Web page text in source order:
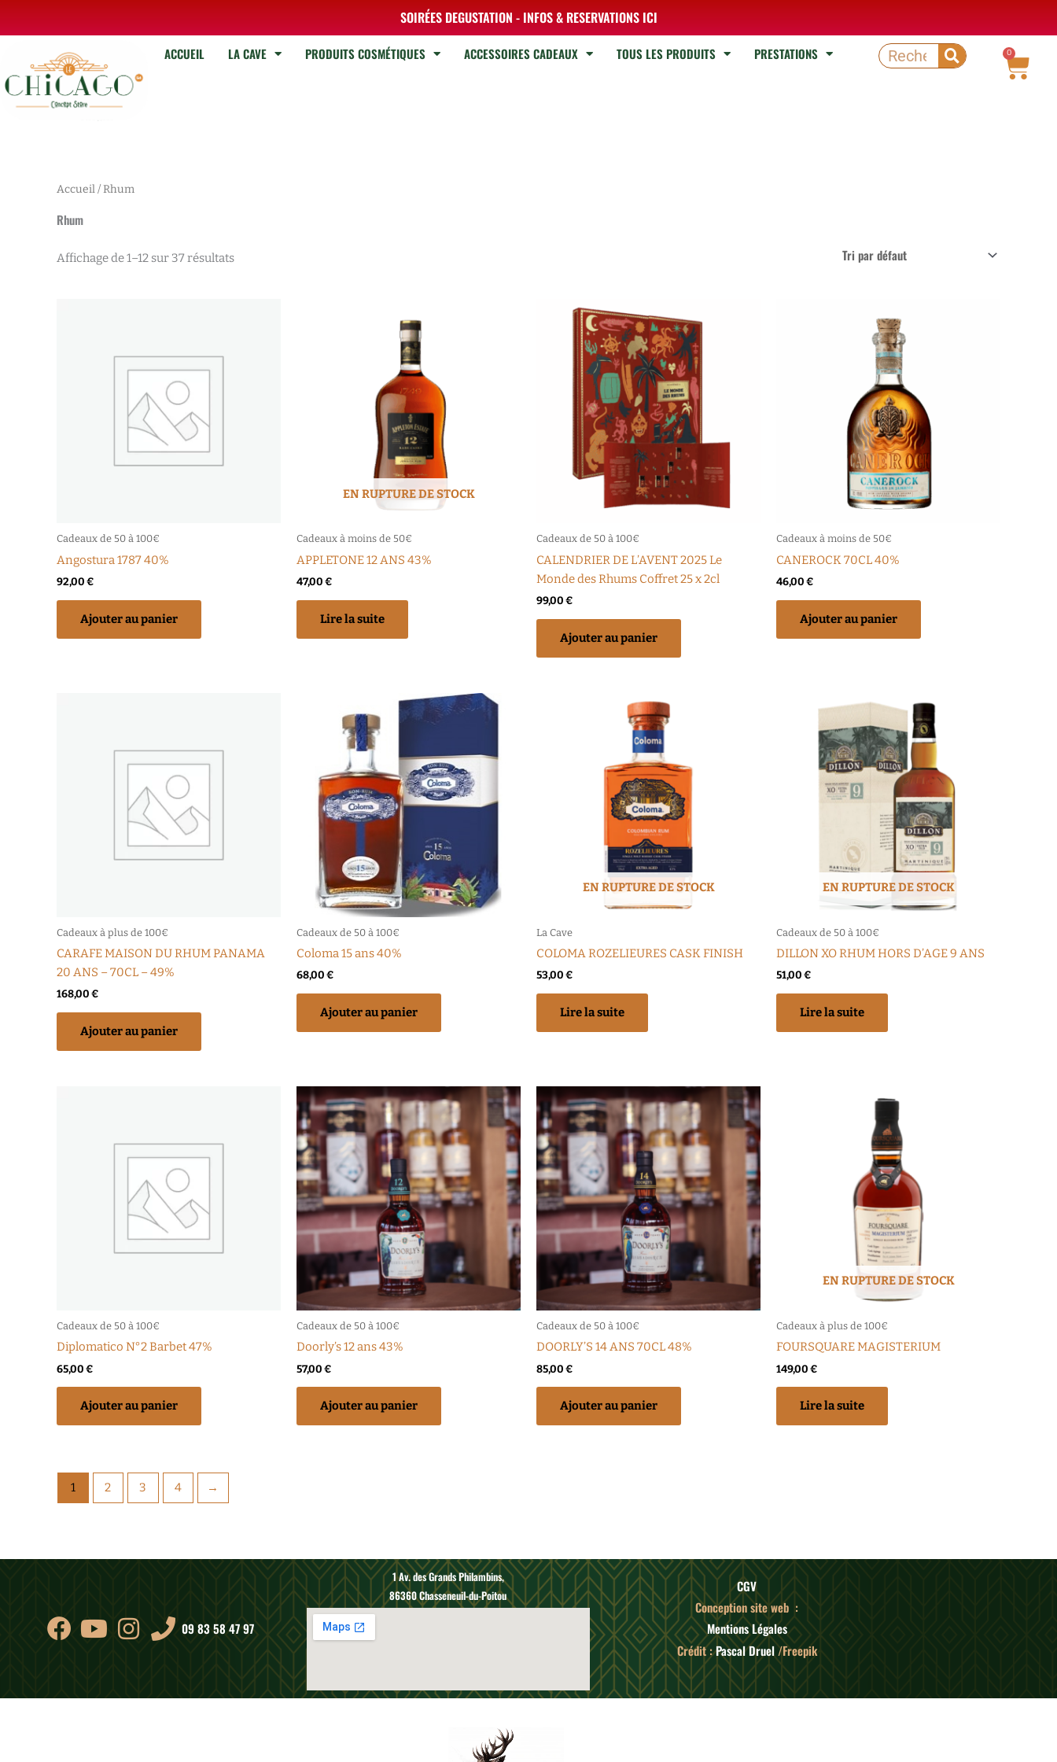
SOIRÉES DEGUSTATION - INFOS & RESERVATIONS ICI
ACCUEIL LA CAVE PRODUITS COSMÉTIQUES ACCESSOIRES CADEAUX TOUS LES PRODUITS PRESTATIONS Rechercher 0
Accueil/ Rhum
Rhum
Affichage de 1–12 sur 37 résultats
Cadeaux de 50 à 100€
Angostura 1787 40%
92,00€
Ajouter au panier
EN RUPTURE DE STOCK
Cadeaux à moins de 50€
APPLETONE 12 ANS 43%
47,00€
Lire la suite
Cadeaux de 50 à 100€
CALENDRIER DE L’AVENT 2025 Le
Monde des Rhums Coffret 25 x 2cl
99,00€
Ajouter au panier
Cadeaux à moins de 50€
CANEROCK 70CL 40%
46,00€
Ajouter au panier
Cadeaux à plus de 100€
CARAFE MAISON DU RHUM PANAMA
20 ANS – 70CL – 49%
168,00€
Ajouter au panier
Cadeaux de 50 à 100€
Coloma 15 ans 40%
68,00€
Ajouter au panier
EN RUPTURE DE STOCK
La Cave
COLOMA ROZELIEURES CASK FINISH
53,00€
Lire la suite
EN RUPTURE DE STOCK
Cadeaux de 50 à 100€
DILLON XO RHUM HORS D’AGE 9 ANS
51,00€
Lire la suite
Cadeaux de 50 à 100€
Diplomatico N°2 Barbet 47%
65,00€
Ajouter au panier
Cadeaux de 50 à 100€
Doorly’s 12 ans 43%
57,00€
Ajouter au panier
Cadeaux de 50 à 100€
DOORLY’S 14 ANS 70CL 48%
85,00€
Ajouter au panier
EN RUPTURE DE STOCK
Cadeaux à plus de 100€
FOURSQUARE MAGISTERIUM
149,00€
Lire la suite
1 2 3 4 →
09 83 58 47 97
1 Av. des Grands Philambins,
86360 Chasseneuil-du-Poitou
CGV
Conception site web :
Mentions Légales
Crédit :Pascal Druel/Freepik